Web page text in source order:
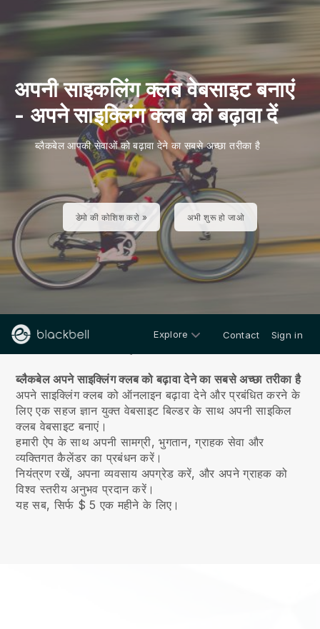
अपनी साइकलिंग क्लब वेबसाइट बनाएं
- अपने साइक्लिंग क्लब को बढ़ावा दें
ब्लैकबेल आपकी सेवाओं को बढ़ावा देने का सबसे अच्छा तरीका है
डेमो की कोशिश करो » अभी शुरू हो जाओ
Explore Contact Sign in
ब्लैकबेल अपने साइक्लिंग क्लब को बढ़ावा देने का सबसे अच्छा तरीका है
अपने साइक्लिंग क्लब को ऑनलाइन बढ़ावा देने और प्रबंधित करने के
लिए एक सहज ज्ञान युक्त वेबसाइट बिल्डर के साथ अपनी साइकिल
क्लब वेबसाइट बनाएं।
हमारी ऐप के साथ अपनी सामग्री, भुगतान, ग्राहक सेवा और
व्यक्तिगत कैलेंडर का प्रबंधन करें।
नियंत्रण रखें, अपना व्यवसाय अपग्रेड करें, और अपने ग्राहक को
विश्व स्तरीय अनुभव प्रदान करें।
यह सब, सिर्फ $ 5 एक महीने के लिए।